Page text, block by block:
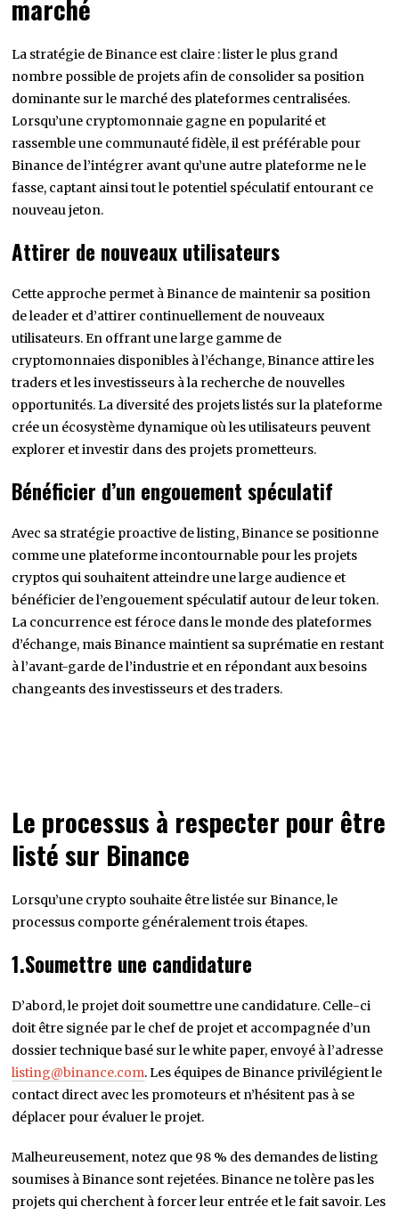
marché
La stratégie de Binance est claire : lister le plus grand
nombre possible de projets afin de consolider sa position
dominante sur le marché des plateformes centralisées.
Lorsqu’une cryptomonnaie gagne en popularité et
rassemble une communauté fidèle, il est préférable pour
Binance de l’intégrer avant qu’une autre plateforme ne le
fasse, captant ainsi tout le potentiel spéculatif entourant ce
nouveau jeton.
Attirer de nouveaux utilisateurs
Cette approche permet à Binance de maintenir sa position
de leader et d’attirer continuellement de nouveaux
utilisateurs. En offrant une large gamme de
cryptomonnaies disponibles à l’échange, Binance attire les
traders et les investisseurs à la recherche de nouvelles
opportunités. La diversité des projets listés sur la plateforme
crée un écosystème dynamique où les utilisateurs peuvent
explorer et investir dans des projets prometteurs.
Bénéficier d’un engouement spéculatif
Avec sa stratégie proactive de listing, Binance se positionne
comme une plateforme incontournable pour les projets
cryptos qui souhaitent atteindre une large audience et
bénéficier de l’engouement spéculatif autour de leur token.
La concurrence est féroce dans le monde des plateformes
d’échange, mais Binance maintient sa suprématie en restant
à l’avant-garde de l’industrie et en répondant aux besoins
changeants des investisseurs et des traders.
Le processus à respecter pour être
listé sur Binance
Lorsqu’une crypto souhaite être listée sur Binance, le
processus comporte généralement trois étapes.
1.Soumettre une candidature
D’abord, le projet doit soumettre une candidature. Celle-ci
doit être signée par le chef de projet et accompagnée d’un
dossier technique basé sur le white paper, envoyé à l’adresse
listing@binance.com. Les équipes de Binance privilégient le
contact direct avec les promoteurs et n’hésitent pas à se
déplacer pour évaluer le projet.
Malheureusement, notez que 98 % des demandes de listing
soumises à Binance sont rejetées. Binance ne tolère pas les
projets qui cherchent à forcer leur entrée et le fait savoir. Les